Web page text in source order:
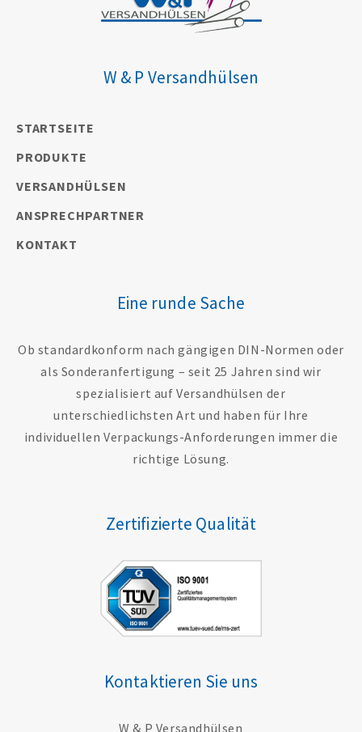
W & P Versandhülsen
STARTSEITE
PRODUKTE
VERSANDHÜLSEN
ANSPRECHPARTNER
KONTAKT
Eine runde Sache
Ob standardkonform nach gängigen DIN-Normen oder
als Sonderanfertigung – seit 25 Jahren sind wir
spezialisiert auf Versandhülsen der
unterschiedlichsten Art und haben für Ihre
individuellen Verpackungs-Anforderungen immer die
richtige Lösung.
Zertifizierte Qualität
Kontaktieren Sie uns
W & P Versandhülsen